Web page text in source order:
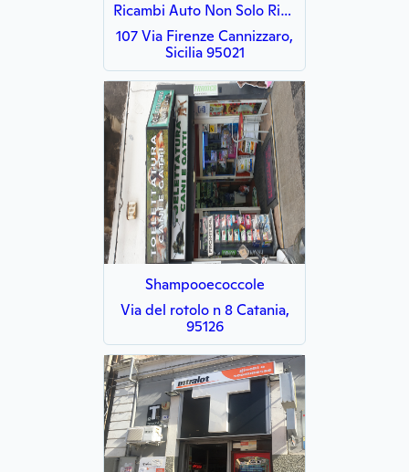
Ricambi Auto Non Solo Ricambi d'epoca
107 Via Firenze Cannizzaro,
Sicilia 95021
Shampooecoccole
Via del rotolo n 8 Catania,
95126